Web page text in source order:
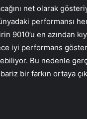
net olarak
performansı
9010’u en azından
iyi performans
Bu nedenle
bir farkın ortaya